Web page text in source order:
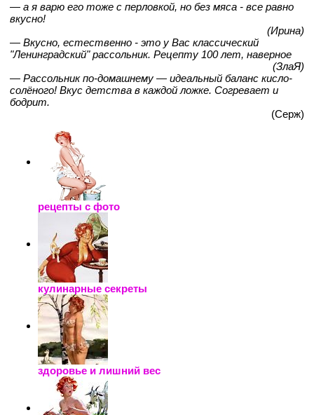
— а я варю его тоже с перловкой, но без мяса - все равно
вкусно!
(Ирина)
— Вкусно, естественно - это у Вас классический
"Ленинградский" рассольник. Рецепту 100 лет, наверное
(ЗлаЯ)
— Рассольник по-домашнему — идеальный баланс кисло-
солёного! Вкус детства в каждой ложке. Согревает и
бодрит.
(Серж)
рецепты с фото
кулинарные секреты
здоровье и лишний вес